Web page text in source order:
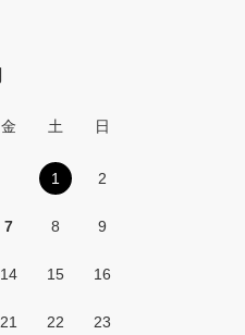
金 土 日
1 2
7 8 9
14 15 16
21 22 23